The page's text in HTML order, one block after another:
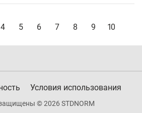
4 5 6 7 8 9 10
Условия использования
© 2026 STDNORM